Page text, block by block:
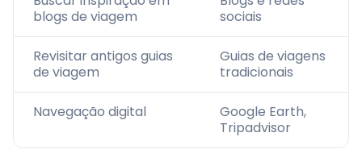
blogs de viagem
sociais
Revisitar antigos guias
de viagem
Guias de viagens
tradicionais
Navegação digital
Google Earth,
Tripadvisor